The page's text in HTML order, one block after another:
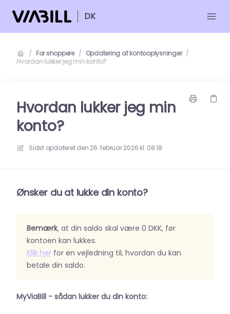
DK
/ For shoppere / Opdatering af kontooplysninger /
Hvordan lukker jeg min konto?
Hvordan lukker jeg min
konto?
Sidst opdateret den 26. februar 2026 kl. 08.18
Ønsker du at lukke din konto?
Bemærk, at din saldo skal være 0 DKK, før
kontoen kan lukkes.
Klik her for en vejledning til, hvordan du kan
betale din saldo.
MyViaBill - sådan lukker du din konto: